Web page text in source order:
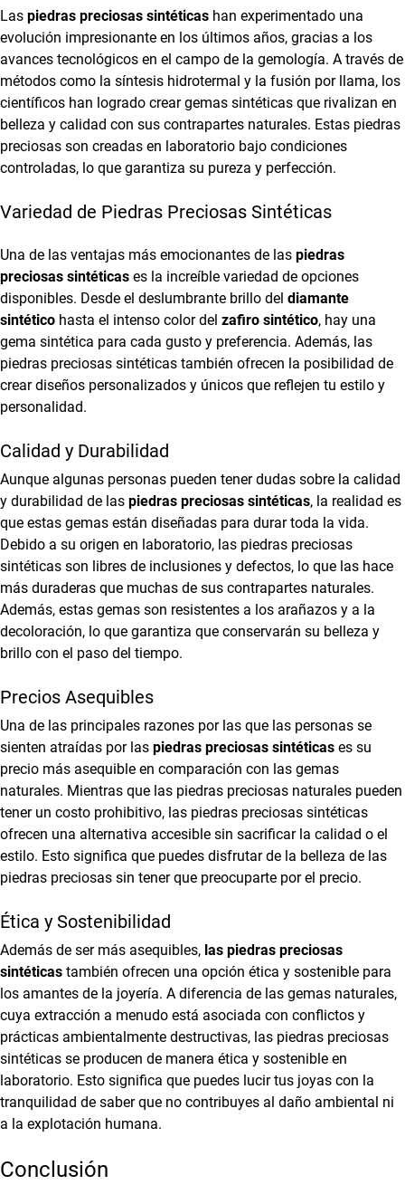
Las piedras preciosas sintéticas han experimentado una
evolución impresionante en los últimos años, gracias a los
avances tecnológicos en el campo de la gemología. A través de
métodos como la síntesis hidrotermal y la fusión por llama, los
científicos han logrado crear gemas sintéticas que rivalizan en
belleza y calidad con sus contrapartes naturales. Estas piedras
preciosas son creadas en laboratorio bajo condiciones
controladas, lo que garantiza su pureza y perfección.
Variedad de Piedras Preciosas Sintéticas
Una de las ventajas más emocionantes de las piedras
preciosas sintéticas es la increíble variedad de opciones
disponibles. Desde el deslumbrante brillo del diamante
sintético hasta el intenso color del zafiro sintético, hay una
gema sintética para cada gusto y preferencia. Además, las
piedras preciosas sintéticas también ofrecen la posibilidad de
crear diseños personalizados y únicos que reflejen tu estilo y
personalidad.
Calidad y Durabilidad
Aunque algunas personas pueden tener dudas sobre la calidad
y durabilidad de las piedras preciosas sintéticas, la realidad es
que estas gemas están diseñadas para durar toda la vida.
Debido a su origen en laboratorio, las piedras preciosas
sintéticas son libres de inclusiones y defectos, lo que las hace
más duraderas que muchas de sus contrapartes naturales.
Además, estas gemas son resistentes a los arañazos y a la
decoloración, lo que garantiza que conservarán su belleza y
brillo con el paso del tiempo.
Precios Asequibles
Una de las principales razones por las que las personas se
sienten atraídas por las piedras preciosas sintéticas es su
precio más asequible en comparación con las gemas
naturales. Mientras que las piedras preciosas naturales pueden
tener un costo prohibitivo, las piedras preciosas sintéticas
ofrecen una alternativa accesible sin sacrificar la calidad o el
estilo. Esto significa que puedes disfrutar de la belleza de las
piedras preciosas sin tener que preocuparte por el precio.
Ética y Sostenibilidad
Además de ser más asequibles, las piedras preciosas
sintéticas también ofrecen una opción ética y sostenible para
los amantes de la joyería. A diferencia de las gemas naturales,
cuya extracción a menudo está asociada con conflictos y
prácticas ambientalmente destructivas, las piedras preciosas
sintéticas se producen de manera ética y sostenible en
laboratorio. Esto significa que puedes lucir tus joyas con la
tranquilidad de saber que no contribuyes al daño ambiental ni
a la explotación humana.
Conclusión